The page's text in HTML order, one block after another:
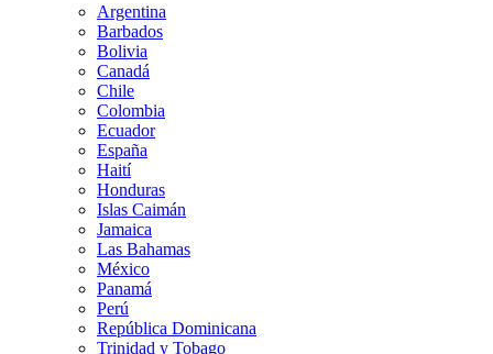
Argentina
Barbados
Bolivia
Canadá
Chile
Colombia
Ecuador
España
Haití
Honduras
Islas Caimán
Jamaica
Las Bahamas
México
Panamá
Perú
República Dominicana
Trinidad y Tobago